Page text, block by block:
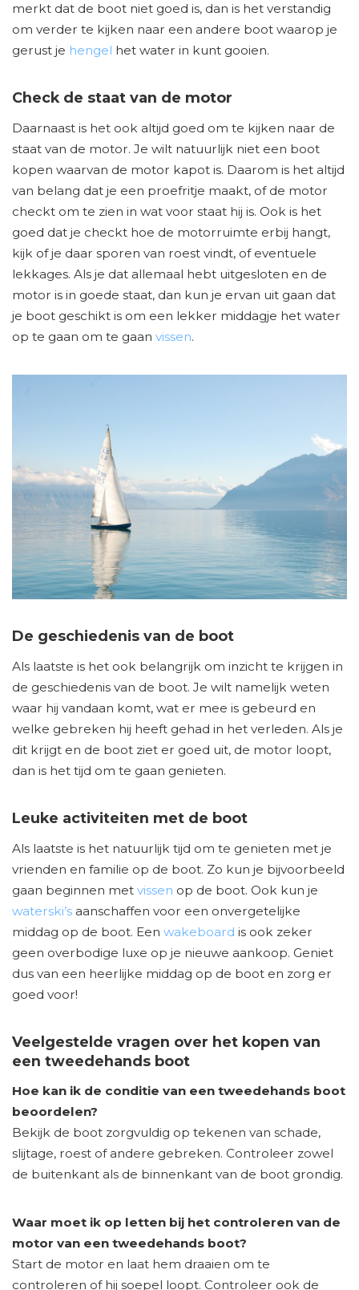
merkt dat de boot niet goed is, dan is het verstandig
om verder te kijken naar een andere boot waarop je
gerust je hengel het water in kunt gooien.
Check de staat van de motor
Daarnaast is het ook altijd goed om te kijken naar de
staat van de motor. Je wilt natuurlijk niet een boot
kopen waarvan de motor kapot is. Daarom is het altijd
van belang dat je een proefritje maakt, of de motor
checkt om te zien in wat voor staat hij is. Ook is het
goed dat je checkt hoe de motorruimte erbij hangt,
kijk of je daar sporen van roest vindt, of eventuele
lekkages. Als je dat allemaal hebt uitgesloten en de
motor is in goede staat, dan kun je ervan uit gaan dat
je boot geschikt is om een lekker middagje het water
op te gaan om te gaan vissen.
De geschiedenis van de boot
Als laatste is het ook belangrijk om inzicht te krijgen in
de geschiedenis van de boot. Je wilt namelijk weten
waar hij vandaan komt, wat er mee is gebeurd en
welke gebreken hij heeft gehad in het verleden. Als je
dit krijgt en de boot ziet er goed uit, de motor loopt,
dan is het tijd om te gaan genieten.
Leuke activiteiten met de boot
Als laatste is het natuurlijk tijd om te genieten met je
vrienden en familie op de boot. Zo kun je bijvoorbeeld
gaan beginnen met vissen op de boot. Ook kun je
waterski’s aanschaffen voor een onvergetelijke
middag op de boot. Een wakeboard is ook zeker
geen overbodige luxe op je nieuwe aankoop. Geniet
dus van een heerlijke middag op de boot en zorg er
goed voor!
Veelgestelde vragen over het kopen van
een tweedehands boot
Hoe kan ik de conditie van een tweedehands boot
beoordelen?
Bekijk de boot zorgvuldig op tekenen van schade,
slijtage, roest of andere gebreken. Controleer zowel
de buitenkant als de binnenkant van de boot grondig.
Waar moet ik op letten bij het controleren van de
motor van een tweedehands boot?
Start de motor en laat hem draaien om te
controleren of hij soepel loopt. Controleer ook de